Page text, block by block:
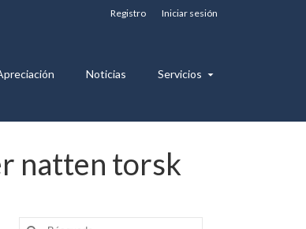
Registro Iniciar sesión
Noticias Servicios
natten torsk
Buscar